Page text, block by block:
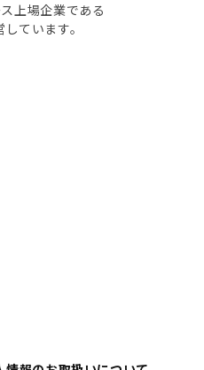
上場企業である
ています。